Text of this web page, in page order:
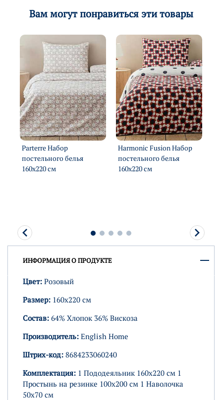
Вам могут понравиться эти товары
Parterre Набор
постельного белья
160х220 см
Harmonic Fusion Набор
постельного белья
160х220 см
ИНФОРМАЦИЯ О ПРОДУКТЕ
Цвет: Розовый
Размер: 160х220 см
Состав: 64% Хлопок 36% Вискоза
Производитель: English Home
Штрих-код: 8684233060240
Комплектация: 1 Пододеяльник 160х220 см 1
Простынь на резинке 100х200 см 1 Наволочка
50х70 см